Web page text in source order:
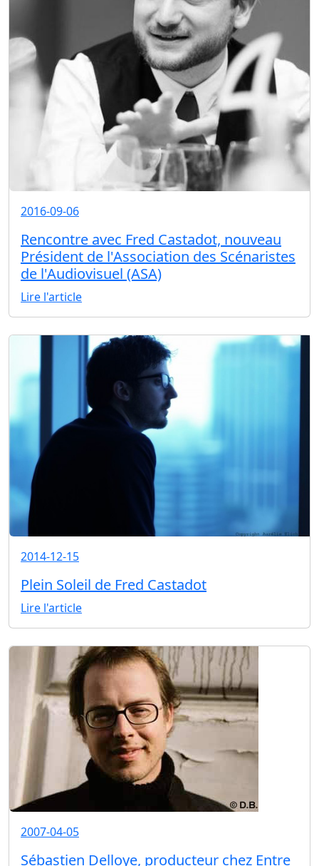
2016-09-06
Rencontre avec Fred Castadot, nouveau
Président de l'Association des Scénaristes
de l'Audiovisuel (ASA)
Lire l'article
2014-12-15
Plein Soleil de Fred Castadot
Lire l'article
2007-04-05
Sébastien Delloye, producteur chez Entre